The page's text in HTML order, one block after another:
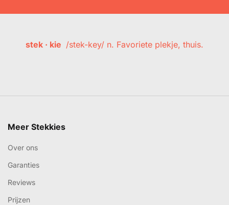
stek · kie /stek-key/ n. Favoriete plekje, thuis.
Meer Stekkies
Over ons
Garanties
Reviews
Prijzen